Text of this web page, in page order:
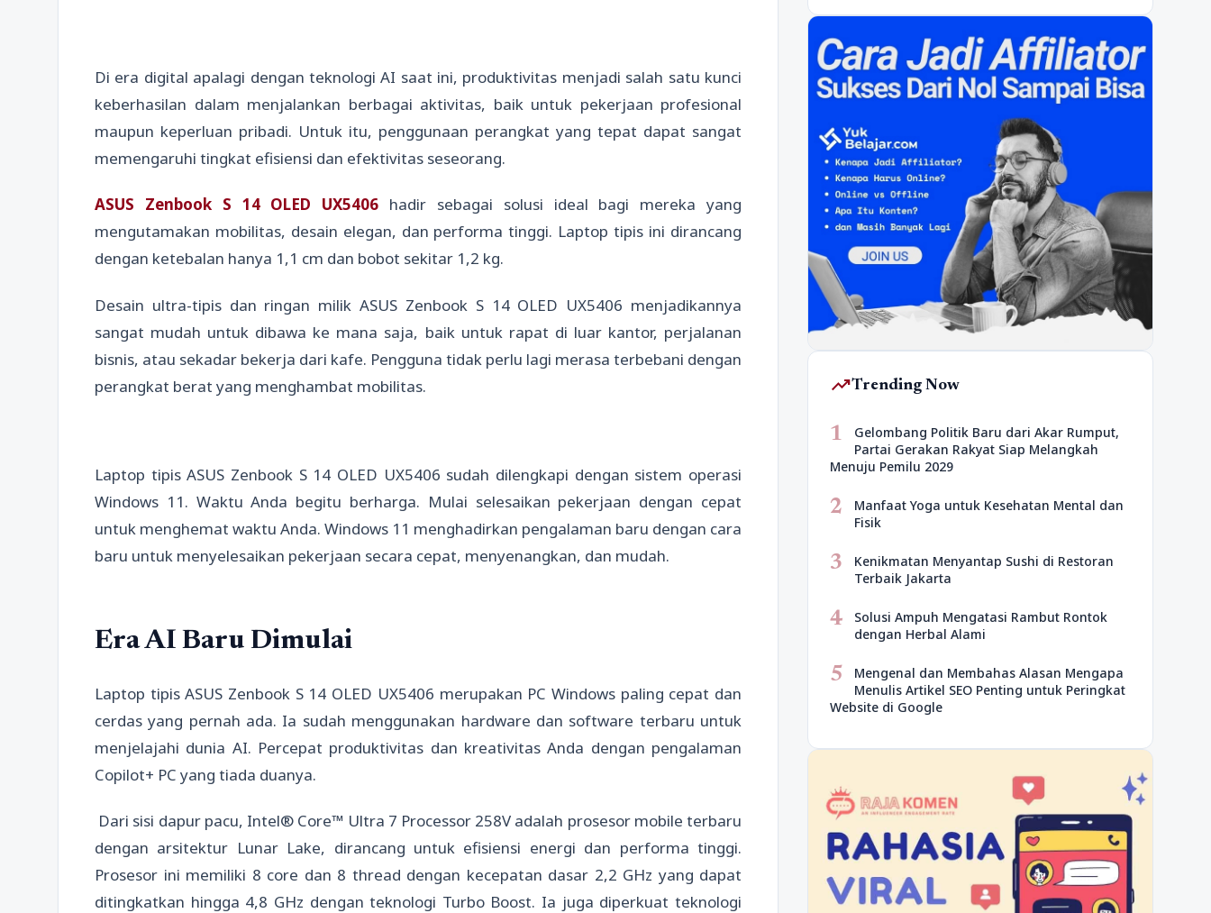
Di era digital apalagi dengan teknologi AI saat ini, produktivitas menjadi salah satu kunci
keberhasilan dalam menjalankan berbagai aktivitas, baik untuk pekerjaan profesional
maupun keperluan pribadi. Untuk itu, penggunaan perangkat yang tepat dapat sangat
memengaruhi tingkat efisiensi dan efektivitas seseorang.
ASUS Zenbook S 14 OLED UX5406 hadir sebagai solusi ideal bagi mereka yang
mengutamakan mobilitas, desain elegan, dan performa tinggi. Laptop tipis ini dirancang
dengan ketebalan hanya 1,1 cm dan bobot sekitar 1,2 kg.
Desain ultra-tipis dan ringan milik ASUS Zenbook S 14 OLED UX5406 menjadikannya
sangat mudah untuk dibawa ke mana saja, baik untuk rapat di luar kantor, perjalanan
bisnis, atau sekadar bekerja dari kafe. Pengguna tidak perlu lagi merasa terbebani dengan
perangkat berat yang menghambat mobilitas.
Laptop tipis ASUS Zenbook S 14 OLED UX5406 sudah dilengkapi dengan sistem operasi
Windows 11. Waktu Anda begitu berharga. Mulai selesaikan pekerjaan dengan cepat
untuk menghemat waktu Anda. Windows 11 menghadirkan pengalaman baru dengan cara
baru untuk menyelesaikan pekerjaan secara cepat, menyenangkan, dan mudah.
Era AI Baru Dimulai
Laptop tipis ASUS Zenbook S 14 OLED UX5406 merupakan PC Windows paling cepat dan
cerdas yang pernah ada. Ia sudah menggunakan hardware dan software terbaru untuk
menjelajahi dunia AI. Percepat produktivitas dan kreativitas Anda dengan pengalaman
Copilot+ PC yang tiada duanya.
Dari sisi dapur pacu, Intel® Core™ Ultra 7 Processor 258V adalah prosesor mobile terbaru
dengan arsitektur Lunar Lake, dirancang untuk efisiensi energi dan performa tinggi.
Prosesor ini memiliki 8 core dan 8 thread dengan kecepatan dasar 2,2 GHz yang dapat
ditingkatkan hingga 4,8 GHz dengan teknologi Turbo Boost. Ia juga diperkuat teknologi
trending_upTrending Now
1
Gelombang Politik Baru dari Akar Rumput,
Partai Gerakan Rakyat Siap Melangkah
Menuju Pemilu 2029
2
Manfaat Yoga untuk Kesehatan Mental dan
Fisik
3
Kenikmatan Menyantap Sushi di Restoran
Terbaik Jakarta
4
Solusi Ampuh Mengatasi Rambut Rontok
dengan Herbal Alami
5
Mengenal dan Membahas Alasan Mengapa
Menulis Artikel SEO Penting untuk Peringkat
Website di Google